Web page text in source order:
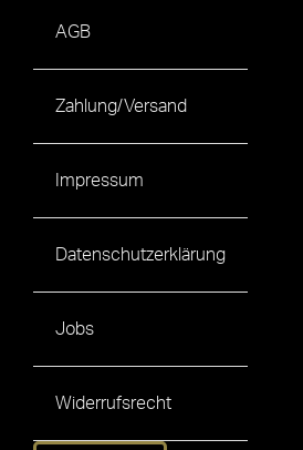
AGB
Zahlung/Versand
Impressum
Datenschutzerklärung
Jobs
Widerrufsrecht